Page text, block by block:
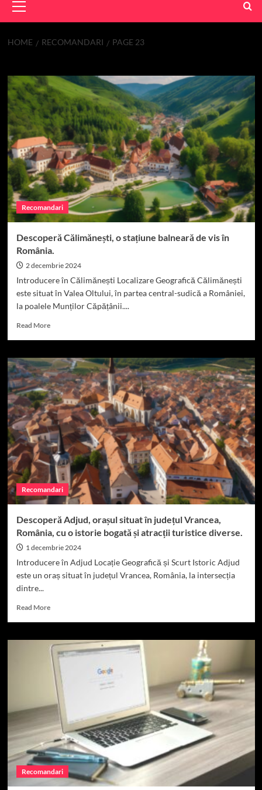
Menu
HOME RECOMANDARI PAGE 23
Recomandari
Descoperă Călimănești, o stațiune balneară de vis în
România.
2 decembrie 2024
Introducere în Călimănești Localizare Geografică Călimănești
este situat în Valea Oltului, în partea central-sudică a României,
la poalele Munților Căpățânii....
Read MoreRead
Descoperă
Călimănești,
o
stațiune
balneară
de
vis
în
România.
Recomandari
Descoperă Adjud, orașul situat în județul Vrancea,
România, cu o istorie bogată și atracții turistice diverse.
1 decembrie 2024
Introducere în Adjud Locație Geografică și Scurt Istoric Adjud
este un oraș situat în județul Vrancea, România, la intersecția
dintre...
Read MoreRead
Descoperă
Adjud,
orașul
situat
în
județul
Vrancea,
România,
cu
o
istorie
bogată
și
atracții
Recomandari